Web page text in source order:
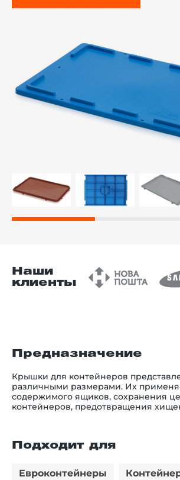
Наши
клиенты
Предназначение
Крышки для контейнеров
различными размерами. Их
содержимого ящиков, сохранения
контейнеров, предотвращения
Подходит для
Евроконтейнеры